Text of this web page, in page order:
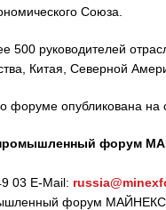
Союза.
500 руководителей
Китая, Северной
опубликована на
форум
03 E-Mail:
форум